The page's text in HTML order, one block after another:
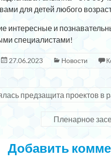
для детей любого
интересные и
специалистами!
27.06.2023 Новости
предзащита проектов в
Пленарное
Добавить